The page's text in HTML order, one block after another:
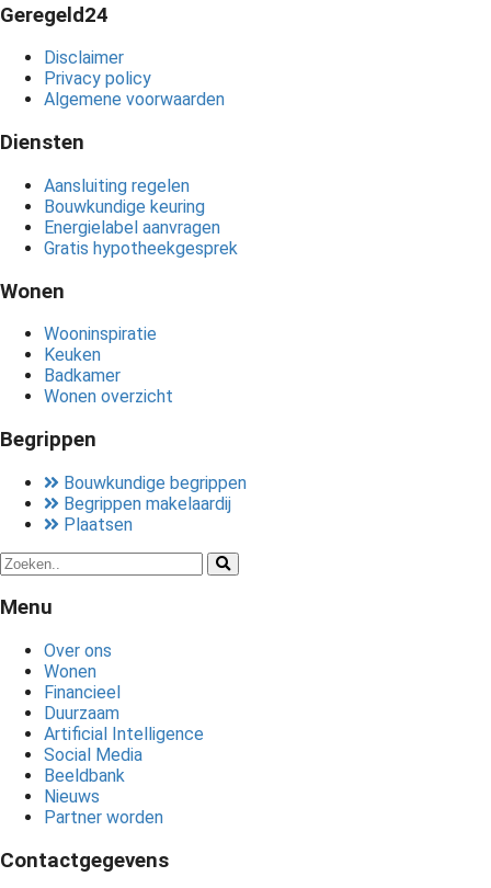
Geregeld24
Disclaimer
Privacy policy
Algemene voorwaarden
Diensten
Aansluiting regelen
Bouwkundige keuring
Energielabel aanvragen
Gratis hypotheekgesprek
Wonen
Wooninspiratie
Keuken
Badkamer
Wonen overzicht
Begrippen
Bouwkundige begrippen
Begrippen makelaardij
Plaatsen
Menu
Over ons
Wonen
Financieel
Duurzaam
Artificial Intelligence
Social Media
Beeldbank
Nieuws
Partner worden
Contactgegevens